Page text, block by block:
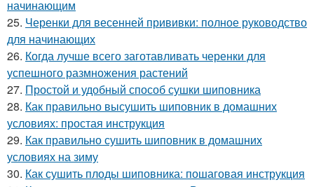
начинающим
25. Черенки для весенней прививки: полное руководство
для начинающих
26. Когда лучше всего заготавливать черенки для
успешного размножения растений
27. Простой и удобный способ сушки шиповника
28. Как правильно высушить шиповник в домашних
условиях: простая инструкция
29. Как правильно сушить шиповник в домашних
условиях на зиму
30. Как сушить плоды шиповника: пошаговая инструкция